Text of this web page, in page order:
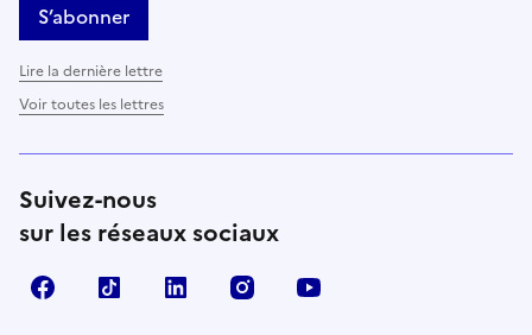
S’abonner
Lire la dernière lettre
Voir toutes les lettres
Suivez-nous
sur les réseaux sociaux
FacebookTikTok LinkedIn Instagram